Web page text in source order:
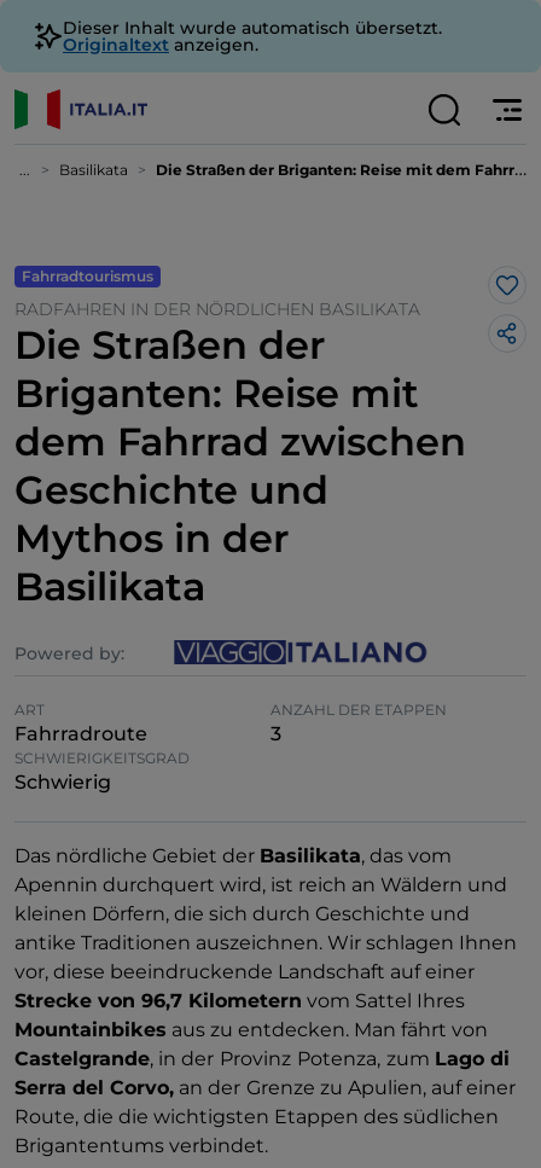
Dieser Inhalt wurde automatisch übersetzt.
Originaltext anzeigen.
... Basilikata Die Straßen der Briganten: Reise mit dem Fahrrad zwischen Geschichte und Mythos in der Basilikata
Fahrradtourismus
RADFAHREN IN DER NÖRDLICHEN BASILIKATA
Die Straßen der
Briganten: Reise mit
dem Fahrrad zwischen
Geschichte und
Mythos in der
Basilikata
Powered by:
ART
Fahrradroute
ANZAHL DER ETAPPEN
3
SCHWIERIGKEITSGRAD
Schwierig
Das nördliche Gebiet der Basilikata, das vom
Apennin durchquert wird, ist reich an Wäldern und
kleinen Dörfern, die sich durch Geschichte und
antike Traditionen auszeichnen. Wir schlagen Ihnen
vor, diese beeindruckende Landschaft auf einer
Strecke von 96,7 Kilometern vom Sattel Ihres
Mountainbikes aus zu entdecken. Man fährt von
Castelgrande, in der Provinz Potenza, zum Lago di
Serra del Corvo, an der Grenze zu Apulien, auf einer
Route, die die wichtigsten Etappen des südlichen
Brigantentums verbindet.